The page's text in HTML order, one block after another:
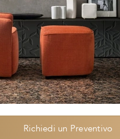
Richiedi un Preventivo